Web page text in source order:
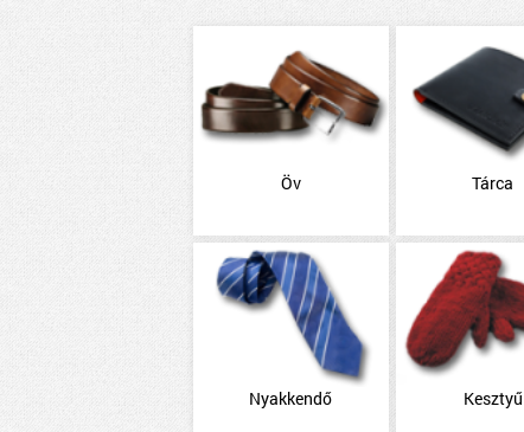
Öv Tárca
Nyakkendő Kesztyű